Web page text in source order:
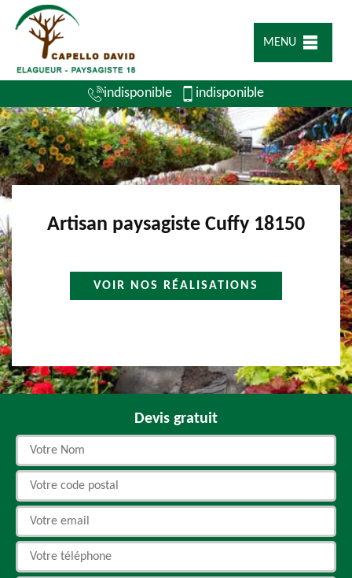
MENU
indisponible indisponible
Artisan paysagiste Cuffy 18150
VOIR NOS RÉALISATIONS
Devis gratuit